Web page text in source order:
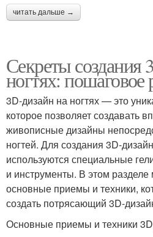
читать дальше →
Секреты создания
ногтях: пошаговое
3D-дизайн на ногтях — это
которое позволяет создавать
живописные дизайны
ногтей. Для создания 3D-
используются специальные
и инструменты. В этом
основные приемы и техники,
создать потрясающий 3D-
Основные приемы и техники